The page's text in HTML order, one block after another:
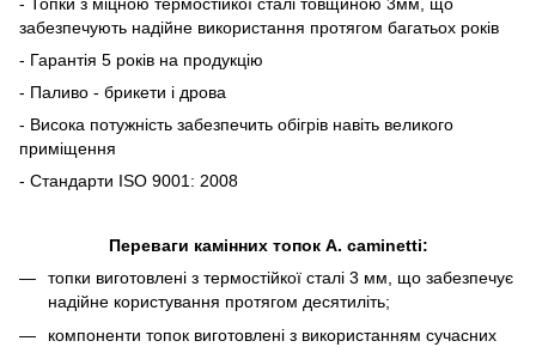
забезпечують надійне використання протягом багатьох років
- Гарантія 5 років на продукцію
- Паливо - брикети і дрова
- Висока потужність забезпечить обігрів навіть великого
приміщення
- Стандарти ISO 9001: 2008
Переваги камінних топок A. caminetti:
топки виготовлені з термостійкої сталі 3 мм, що забезпечує
надійне користування протягом десятиліть;
компоненти топок виготовлені з використанням сучасних